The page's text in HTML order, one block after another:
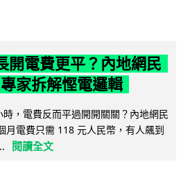
開電費更平？內地網民
家拆解慳電邏輯
，電費反而平過開開關關？內地網民
月電費只需 118 元人民幣，有人飆到
閱讀全文